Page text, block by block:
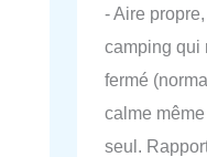
- Aire
camping qui
fermé
calme
seul.